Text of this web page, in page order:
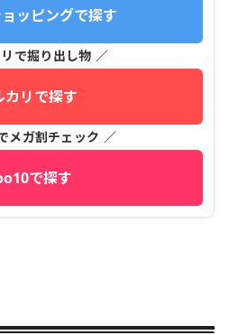
ッピングで探す
で掘り出し物 ／
カリで探す
メガ割チェック ／
で探す